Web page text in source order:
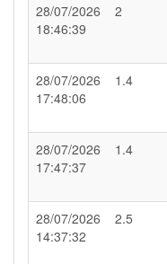
28/07/2026
18:46:39
2
28/07/2026
17:48:06
1.4
28/07/2026
17:47:37
1.4
28/07/2026
14:37:32
2.5